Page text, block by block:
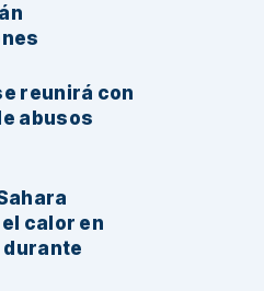
reunirá con
abusos
calor en
durante